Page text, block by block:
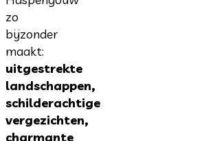
zo
bijzonder
maakt:
uitgestrekte
landschappen,
schilderachtige
vergezichten,
charmante